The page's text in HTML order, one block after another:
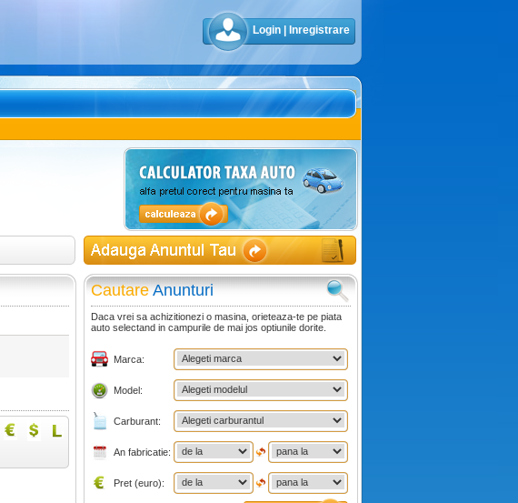
Login Inregistrare
CautareAnunturi
Daca vrei sa achizitionezi o masina, orieteaza-te pe piata
auto selectand in campurile de mai jos optiunile dorite.
Marca:
Model:
Carburant:
An fabricatie:
Pret (euro):